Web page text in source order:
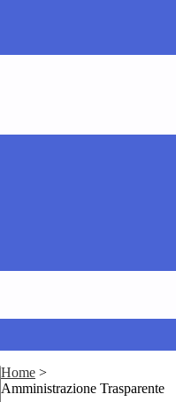
Home >
Amministrazione Trasparente